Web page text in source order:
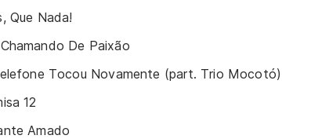
Que Nada!
De Paixão
Tocou Novamente (part. Trio Mocotó)
12
Amado